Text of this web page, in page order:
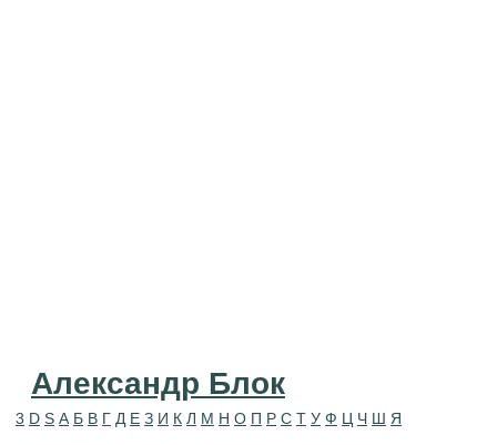
Александр Блок
3 D S А Б В Г Д Е З И К Л М Н О П Р С Т У Ф Ц Ч Ш Я